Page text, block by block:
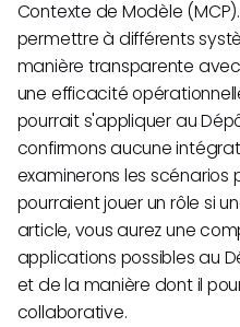
Contexte de Modèle
permettre à différents
manière transparente
une efficacité
pourrait s'appliquer au
confirmons aucune
examinerons les
pourraient jouer un rôle si
article, vous aurez une
applications possibles au
et de la manière dont il
collaborative.